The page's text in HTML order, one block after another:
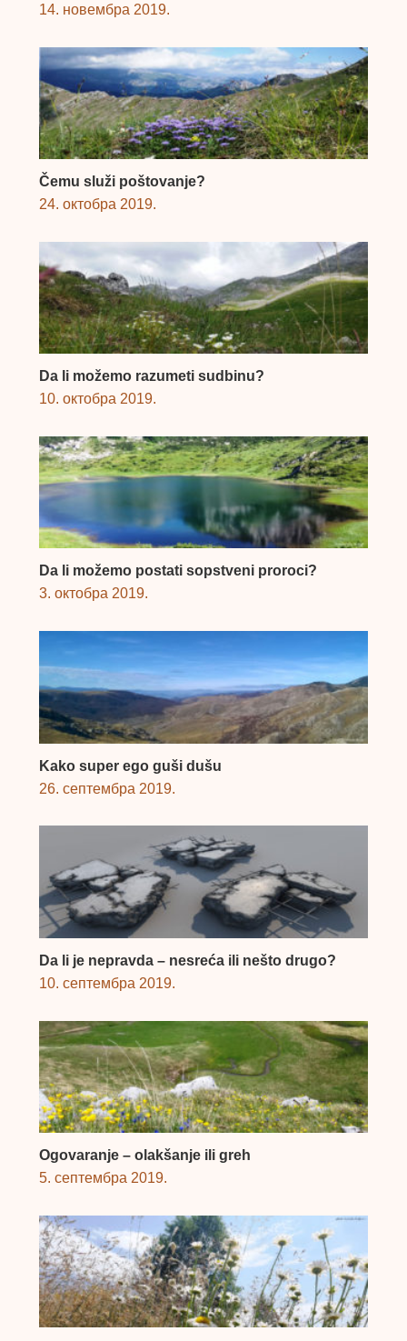
14. новембра 2019.
Čemu služi poštovanje?
24. октобра 2019.
Da li možemo razumeti sudbinu?
10. октобра 2019.
Da li možemo postati sopstveni proroci?
3. октобра 2019.
Kako super ego guši dušu
26. септембра 2019.
Da li je nepravda – nesreća ili nešto drugo?
10. септембра 2019.
Ogovaranje – olakšanje ili greh
5. септембра 2019.